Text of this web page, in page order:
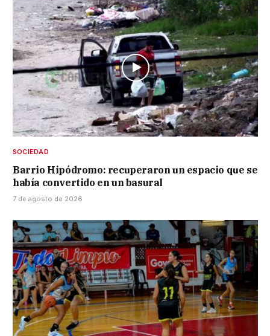
SOCIEDAD
Barrio Hipódromo: recuperaron un espacio que se
había convertido en un basural
7 de agosto de 2026